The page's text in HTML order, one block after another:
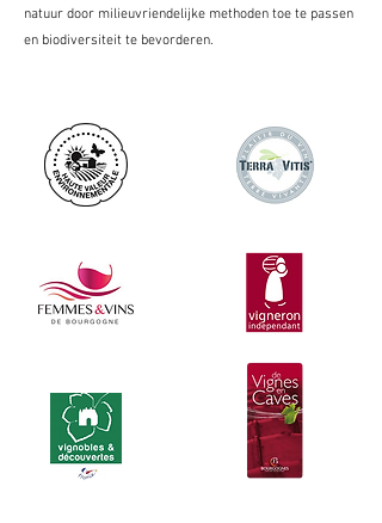
natuur door milieuvriendelijke methoden toe te passen
en biodiversiteit te bevorderen.